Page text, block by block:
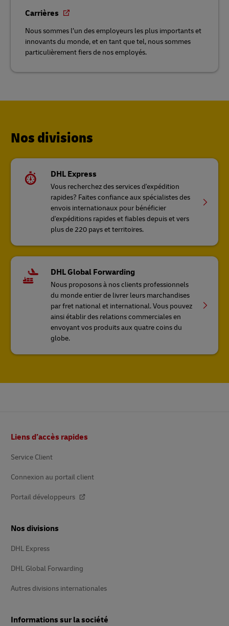
Carrières
Nous sommes l’un des employeurs les plus importants et
innovants du monde, et en tant que tel, nous sommes
particulièrement fiers de nos employés.
Nos divisions
DHL Express
Vous recherchez des services d'expédition
rapides? Faites confiance aux spécialistes des
envois internationaux pour bénéficier
d'expéditions rapides et fiables depuis et vers
plus de 220 pays et territoires.
DHL Global Forwarding
Nous proposons à nos clients professionnels
du monde entier de livrer leurs marchandises
par fret national et international. Vous pouvez
ainsi établir des relations commerciales en
envoyant vos produits aux quatre coins du
globe.
de
Liens d’accès rapides
Service Client
Connexion au portail client
Portail développeurs
Nos divisions
DHL Express
DHL Global Forwarding
Autres divisions internationales
Informations sur la société